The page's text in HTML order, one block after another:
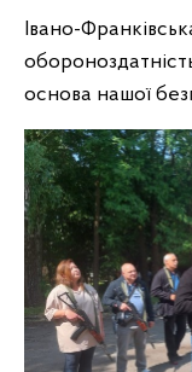
Івано-
основа нашої